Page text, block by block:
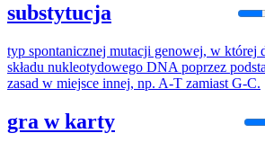
substytucja
typ spontanicznej mutacji genowej, w której
składu nukleotydowego DNA poprzez
zasad w miejsce innej, np. A-T zamiast G-C.
gra w karty